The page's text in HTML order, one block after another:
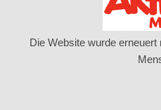
Die Website wurde